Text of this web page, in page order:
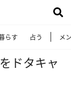
らす 占う メ
ドタキャ